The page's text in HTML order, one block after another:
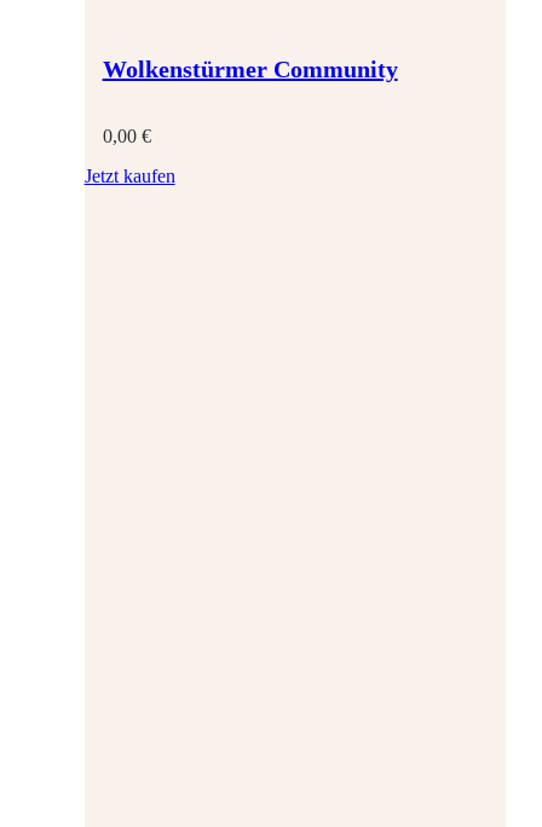
Wolkenstürmer Community
0,00 €
Jetzt kaufen